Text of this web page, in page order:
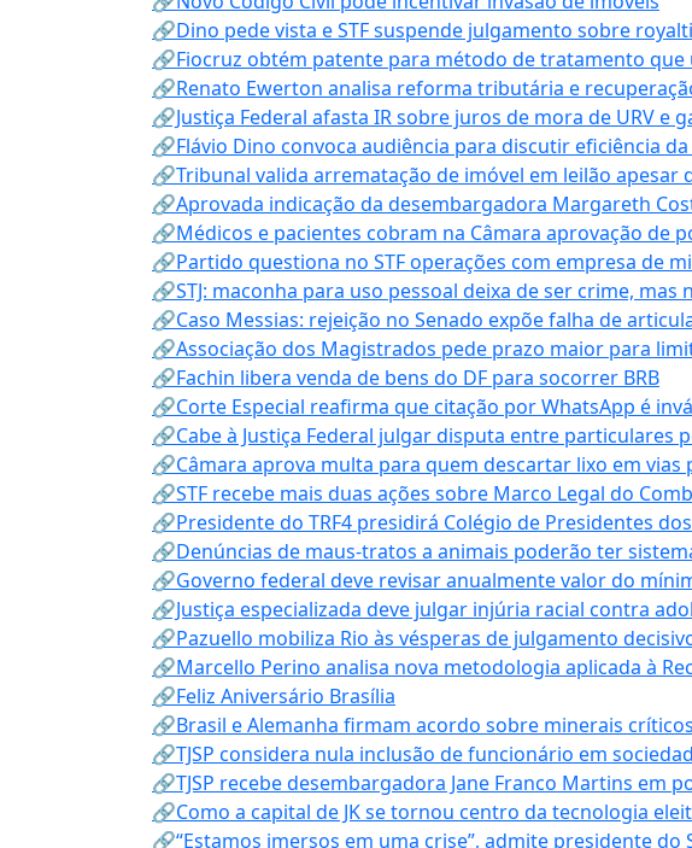
🔗Dino pede vista e STF suspende julgamento sobre
🔗Fiocruz obtém patente para método de tratamento
🔗Renato Ewerton analisa reforma tributária e
🔗Justiça Federal afasta IR sobre juros de mora de URV e
🔗Flávio Dino convoca audiência para discutir eficiência
🔗Tribunal valida arrematação de imóvel em leilão
🔗Aprovada indicação da desembargadora Margareth
🔗Médicos e pacientes cobram na Câmara aprovação de
🔗Partido questiona no STF operações com empresa de
🔗STJ: maconha para uso pessoal deixa de ser crime, mas
🔗Caso Messias: rejeição no Senado expõe falha de
🔗Associação dos Magistrados pede prazo maior para
🔗Fachin libera venda de bens do DF para socorrer BRB
🔗Corte Especial reafirma que citação por WhatsApp é
🔗Cabe à Justiça Federal julgar disputa entre
🔗Câmara aprova multa para quem descartar lixo em vias
🔗STF recebe mais duas ações sobre Marco Legal do
🔗Presidente do TRF4 presidirá Colégio de Presidentes dos
🔗Denúncias de maus-tratos a animais poderão ter
🔗Governo federal deve revisar anualmente valor do
🔗Justiça especializada deve julgar injúria racial contra
🔗Pazuello mobiliza Rio às vésperas de julgamento
🔗Marcello Perino analisa nova metodologia aplicada à
🔗Feliz Aniversário Brasília
🔗Brasil e Alemanha firmam acordo sobre minerais
🔗TJSP considera nula inclusão de funcionário em
🔗TJSP recebe desembargadora Jane Franco Martins em
🔗Como a capital de JK se tornou centro da tecnologia
🔗“Estamos imersos em uma crise”, admite presidente do